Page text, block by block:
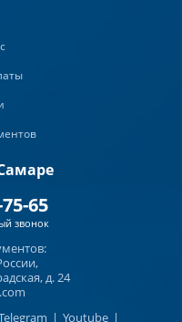
65
звонок
д. 24
| Youtube |